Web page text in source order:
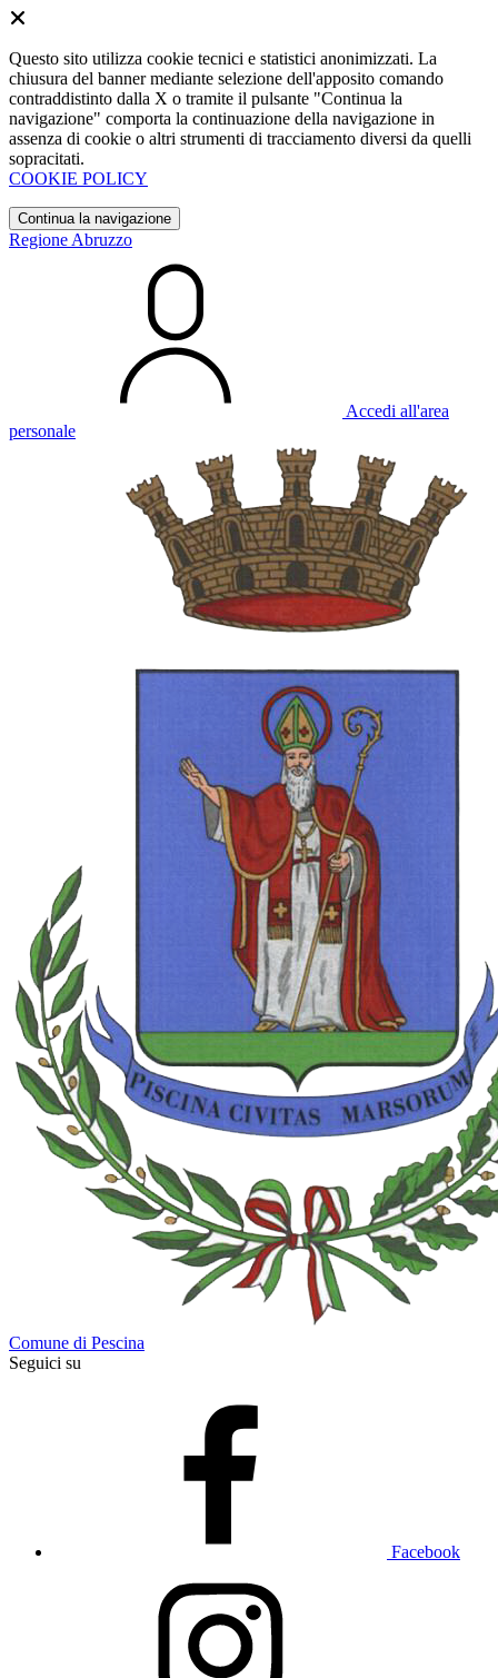
Questo sito utilizza cookie tecnici e statistici anonimizzati. La
chiusura del banner mediante selezione dell'apposito comando
contraddistinto dalla X o tramite il pulsante "Continua la
navigazione" comporta la continuazione della navigazione in
assenza di cookie o altri strumenti di tracciamento diversi da quelli
sopracitati.
COOKIE POLICY
Continua la navigazione
Regione Abruzzo
Accedi all'area
personale
Comune di Pescina
Seguici su
Facebook